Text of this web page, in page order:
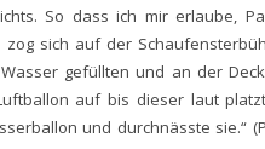
So dass ich mir erlaube,
zog sich auf der
gefüllten und an der
auf bis dieser laut
und durchnässte sie.“